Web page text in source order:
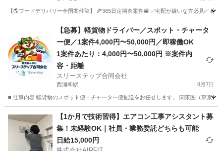
【🌎フードデリバリー全国案件🚀】 🍕365日定期直案件🍔 ✅宅配が嫌いな方必見✅
さいたま市 ドライバー 1件
【急募】軽貨物ドライバー／スポット・チャータ
ー便／1案件4,000円〜50,000円／即稼働OK
1案件あたり：4,000円〜50,000円 ※案件内
容・距離
スリーステップ合同会社
西浦和駅 8月7日
■ 仕事内容 軽貨物のスポット便・チャーター便配送をお任せします。 関東圏（東京
さいたま市 西浦和駅 配送 スポット
【1か月で技術習得】エアコン工事アシスタント募
集！未経験OK｜社員・業務委託どちらも可能
日給15,000円